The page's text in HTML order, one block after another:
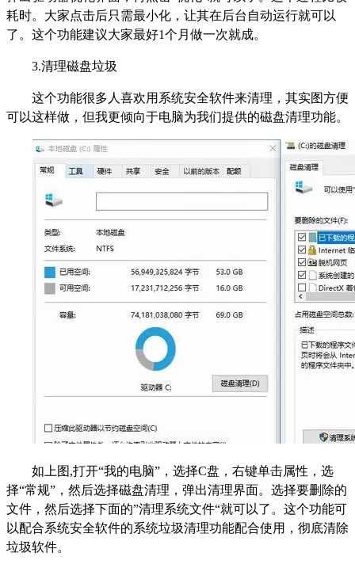
耗时。大家点击后只需最小化，让其在后台自动运行就可以
了。这个功能建议大家最好1个月做一次就成。
3.清理磁盘垃圾
这个功能很多人喜欢用系统安全软件来清理，其实图方便
可以这样做，但我更倾向于电脑为我们提供的磁盘清理功能。
如上图,打开“我的电脑”，选择C盘，右键单击属性，选
择“常规”，然后选择磁盘清理，弹出清理界面。选择要删除的
文件，然后选择下面的”清理系统文件“就可以了。这个功能可
以配合系统安全软件的系统垃圾清理功能配合使用，彻底清除
垃圾软件。